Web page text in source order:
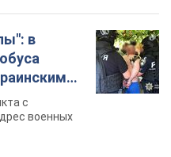
в
с
военных